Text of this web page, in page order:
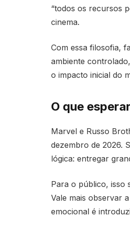
“todos os recursos
cinema.
Com essa filosofia,
ambiente
o impacto inicial do
O que
Marvel e Russo
dezembro de 2026.
lógica: entregar
Para o público, isso
Vale mais observar
emocional é